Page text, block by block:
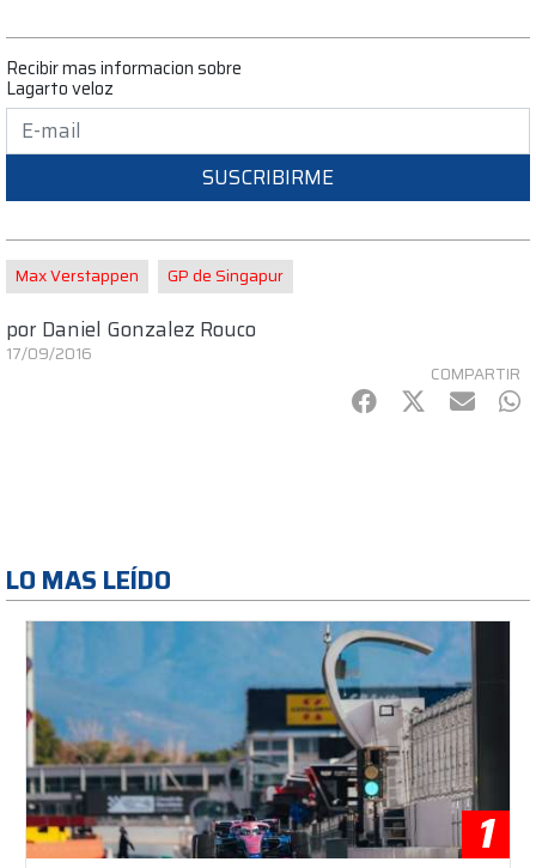
Recibir mas informacion sobre
Lagarto veloz
SUSCRIBIRME
Max Verstappen GP de Singapur
por Daniel Gonzalez Rouco
17/09/2016
COMPARTIR
Facebook
Twitter
mail
LO MAS LEÍDO
1